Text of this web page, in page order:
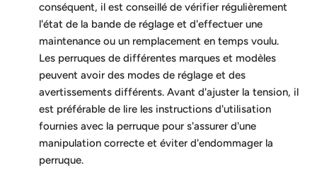
conséquent, il est conseillé de vérifier régulièrement
l'état de la bande de réglage et d'effectuer une
maintenance ou un remplacement en temps voulu.
Les perruques de différentes marques et modèles
peuvent avoir des modes de réglage et des
avertissements différents. Avant d'ajuster la tension, il
est préférable de lire les instructions d'utilisation
fournies avec la perruque pour s'assurer d'une
manipulation correcte et éviter d'endommager la
perruque.